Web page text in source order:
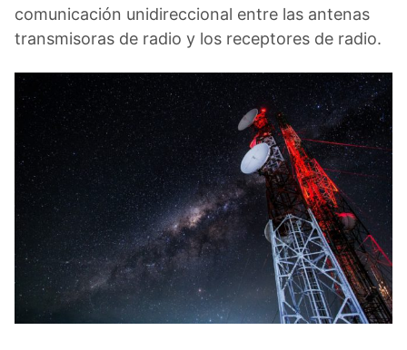
comunicación unidireccional entre las antenas
transmisoras de radio y los receptores de radio.